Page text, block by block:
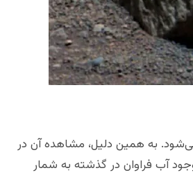
به همین دلیل، مشاهده آن در
آب فراوان در گذشته به شمار